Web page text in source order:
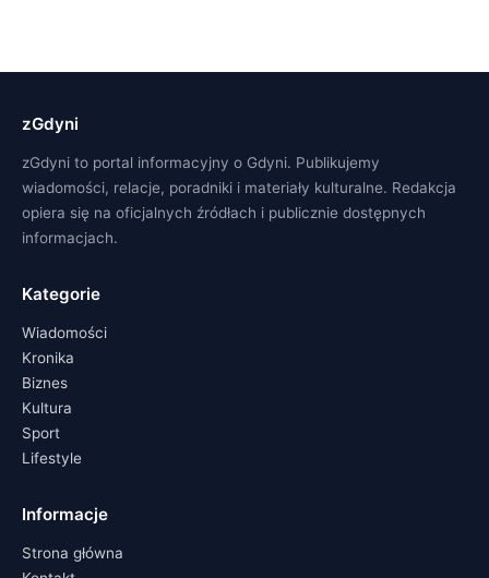
zGdyni
zGdyni to portal informacyjny o Gdyni. Publikujemy
wiadomości, relacje, poradniki i materiały kulturalne. Redakcja
opiera się na oficjalnych źródłach i publicznie dostępnych
informacjach.
Kategorie
Wiadomości
Kronika
Biznes
Kultura
Sport
Lifestyle
Informacje
Strona główna